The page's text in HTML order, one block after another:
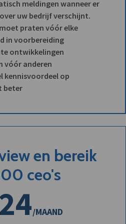
meldingen wanneer er
uw bedrijf verschijnt.
praten vóór elke
in voorbereiding
ontwikkelingen
vóór anderen
kennisvoordeel op
beter
en bereik
ceo's
/MAAND